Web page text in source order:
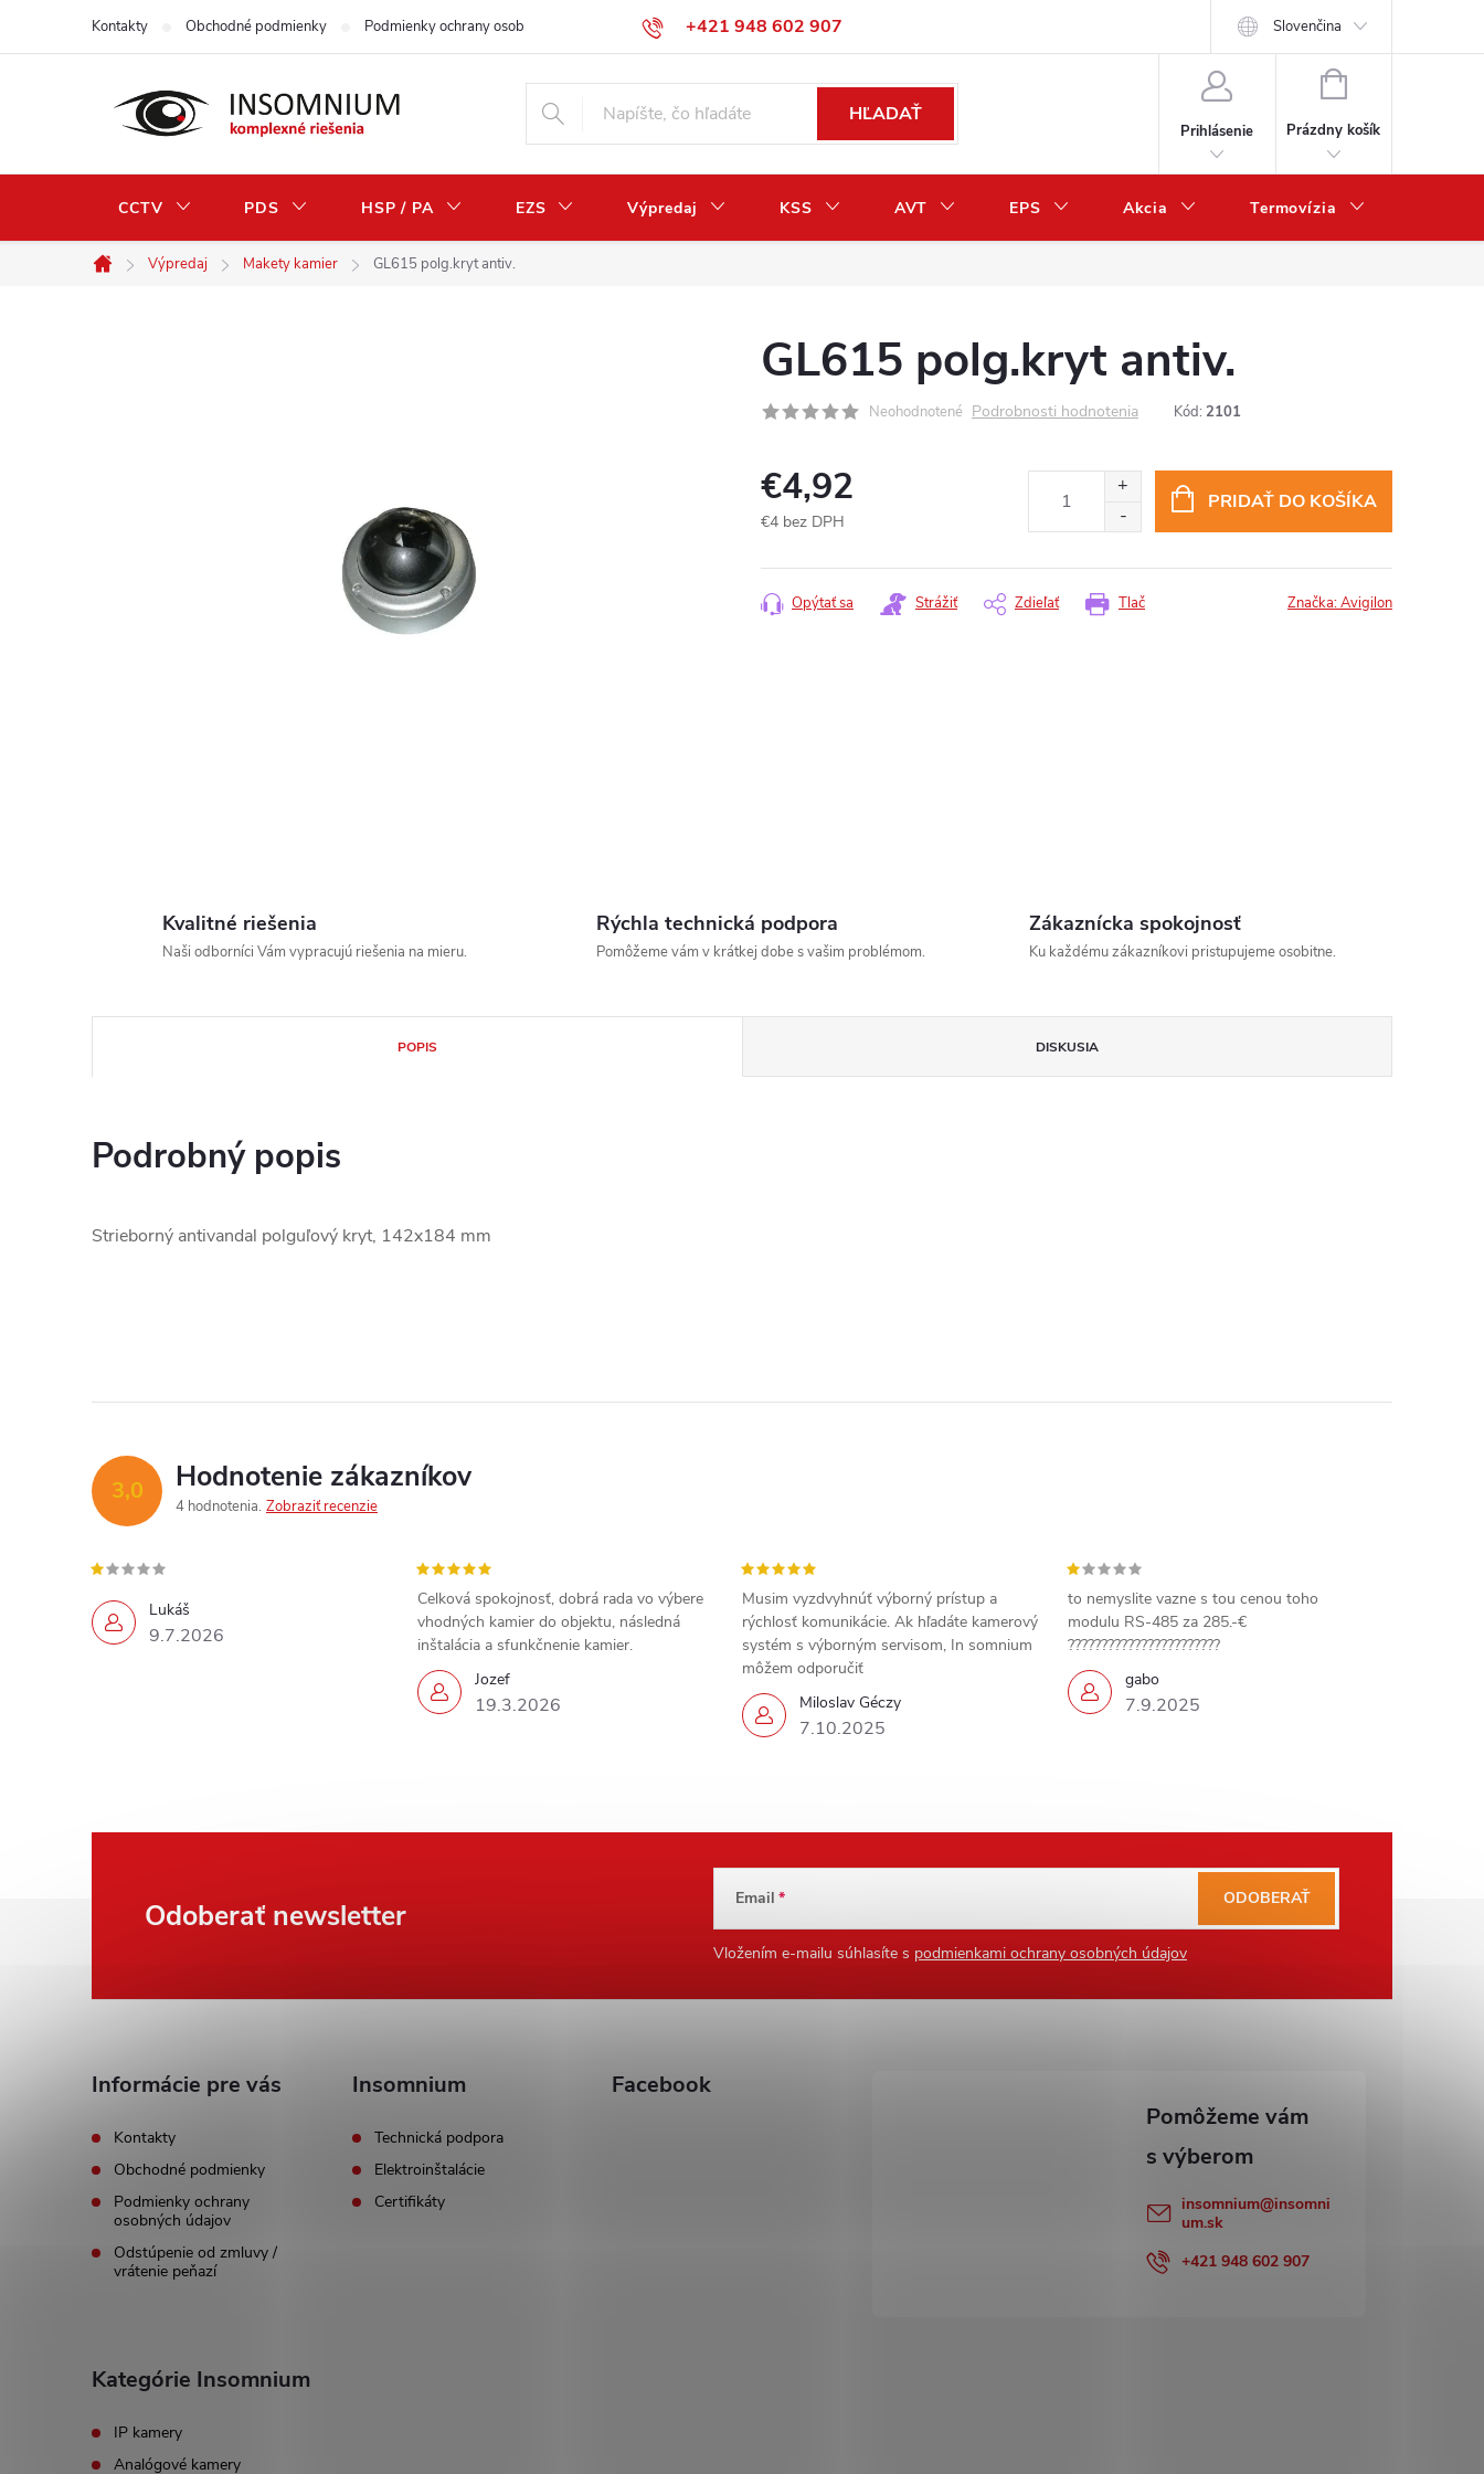
+421 948 602 907
Kontakty Obchodné podmienky Podmienky ochrany osobných údajov Odstúpenie od zmluvy / vrátenie peňazí Slovenčina
HĽADAŤ
Prihlásenie
NÁKUPNÝ
Prázdny košík
CCTV PDS HSP / PA EZS Výpredaj KSS AVT EPS Akcia Termovízia
Domov
Výpredaj Makety kamier GL615 polg.kryt antiv.
GL615 polg.kryt antiv.
Neohodnotené Podrobnosti hodnotenia Kód: 2101
€4,92
€4 bez DPH
cena:
PRIDAŤ DO KOŠÍKA
Tlač
Opýtať sa Strážiť Zdieľať Značka:Avigilon
Kvalitné riešenia
Naši odborníci Vám vypracujú riešenia na mieru.
Rýchla technická podpora
Pomôžeme vám v krátkej dobe s vašim problémom.
Zákaznícka spokojnosť
Ku každému zákazníkovi pristupujeme osobitne.
POPIS DISKUSIA
Podrobný popis
Strieborný antivandal polguľový kryt, 142x184 mm
3,0 Hodnotenie zákazníkov
4 hodnotenia Zobraziť recenzie
Lukáš
9.7.2026
Jozef
19.3.2026
Celková spokojnosť, dobrá rada vo výbere
vhodných kamier do objektu, následná
inštalácia a sfunkčnenie kamier.
Miloslav Géczy
7.10.2025
Musim vyzdvyhnúť výborný prístup a
rýchlosť komunikácie. Ak hľadáte kamerový
systém s výborným servisom, In somnium
môžem odporučiť
gabo
7.9.2025
to nemyslite vazne s tou cenou toho
modulu RS-485 za 285.-€
???????????????????????
Odoberať newsletter Email
Vložením e-mailu súhlasíte s podmienkami ochrany osobných údajov
ODOBERAŤ
Informácie pre vás
Kontakty
Obchodné podmienky
Podmienky ochrany
osobných údajov
Odstúpenie od zmluvy /
vrátenie peňazí
Insomnium
Technická podpora
Elektroinštalácie
Certifikáty
Facebook
insomnium@insomni
um.sk
+421 948 602 907
Kategórie Insomnium
IP kamery
Analógové kamery